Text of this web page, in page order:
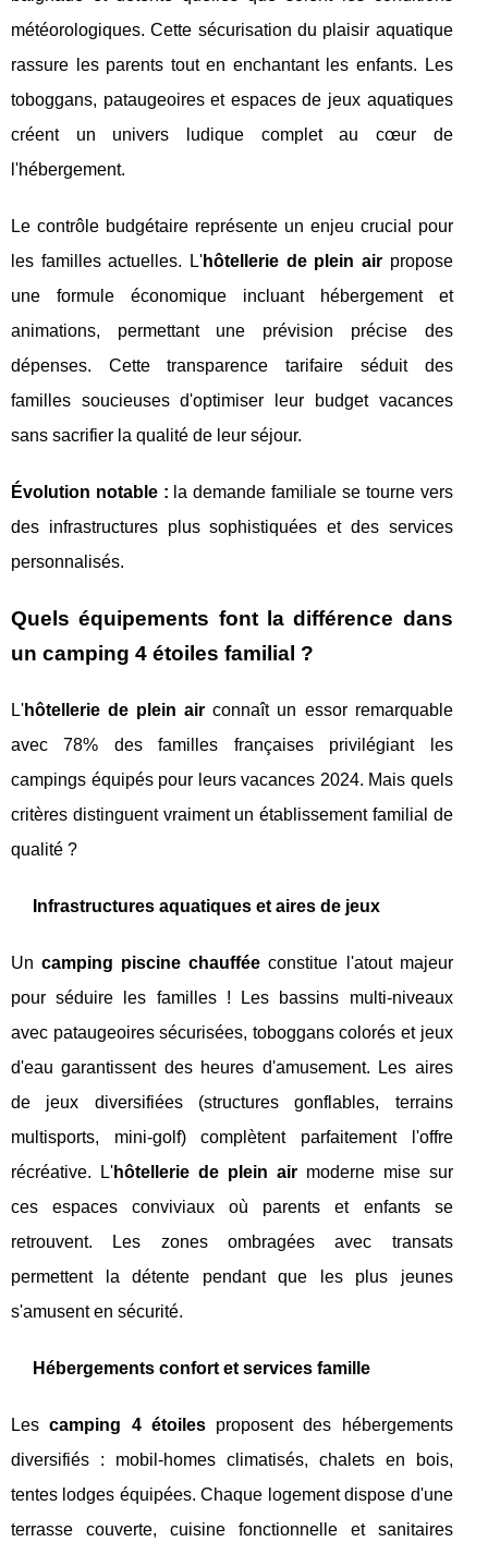
météorologiques. Cette sécurisation du plaisir aquatique
rassure les parents tout en enchantant les enfants. Les
toboggans, pataugeoires et espaces de jeux aquatiques
créent un univers ludique complet au cœur de
l'hébergement.
Le contrôle budgétaire représente un enjeu crucial pour
les familles actuelles. L'hôtellerie de plein airpropose
une formule économique incluant hébergement et
animations, permettant une prévision précise des
dépenses. Cette transparence tarifaire séduit des
familles soucieuses d'optimiser leur budget vacances
sans sacrifier la qualité de leur séjour.
Évolution notable : la demande familiale se tourne vers
des infrastructures plus sophistiquées et des services
personnalisés.
Quels équipements font la différence dans
un camping 4 étoiles familial ?
L'hôtellerie de plein air connaît un essor remarquable
avec 78% des familles françaises privilégiant les
campings équipés pour leurs vacances 2024. Mais quels
critères distinguent vraiment un établissement familial de
qualité ?
Infrastructures aquatiques et aires de jeux
Uncamping piscine chauffée constitue l'atout majeur
pour séduire les familles ! Les bassins multi-niveaux
avec pataugeoires sécurisées, toboggans colorés et jeux
d'eau garantissent des heures d'amusement. Les aires
de jeux diversifiées (structures gonflables, terrains
multisports, mini-golf) complètent parfaitement l'offre
récréative. L'hôtellerie de plein airmoderne mise sur
ces espaces conviviaux où parents et enfants se
retrouvent. Les zones ombragées avec transats
permettent la détente pendant que les plus jeunes
s'amusent en sécurité.
Hébergements confort et services famille
Lescamping 4 étoilesproposent des hébergements
diversifiés : mobil-homes climatisés, chalets en bois,
tentes lodges équipées. Chaque logement dispose d'une
terrasse couverte, cuisine fonctionnelle et sanitaires